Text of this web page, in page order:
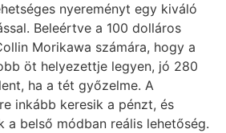
nyereményt egy kiváló
Beleértve a 100 dolláros
Morikawa számára, hogy a
öt helyezettje legyen, jó 280
ha a tét győzelme. A
inkább keresik a pénzt, és
a belső módban reális lehetőség.